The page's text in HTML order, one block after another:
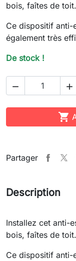
bois, faîtes de
Ce dispositif anti-
également très
De stock !
 

Partager
Description
Installez cet anti-
bois, faîtes de
Ce dispositif anti-